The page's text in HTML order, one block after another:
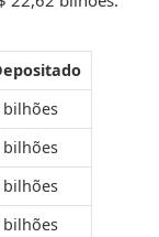
bilhões
bilhões
bilhões
bilhões